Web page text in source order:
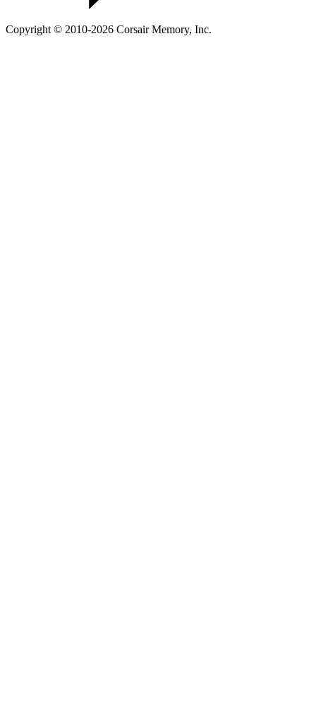
Copyright © 2010-2026 Corsair Memory, Inc.